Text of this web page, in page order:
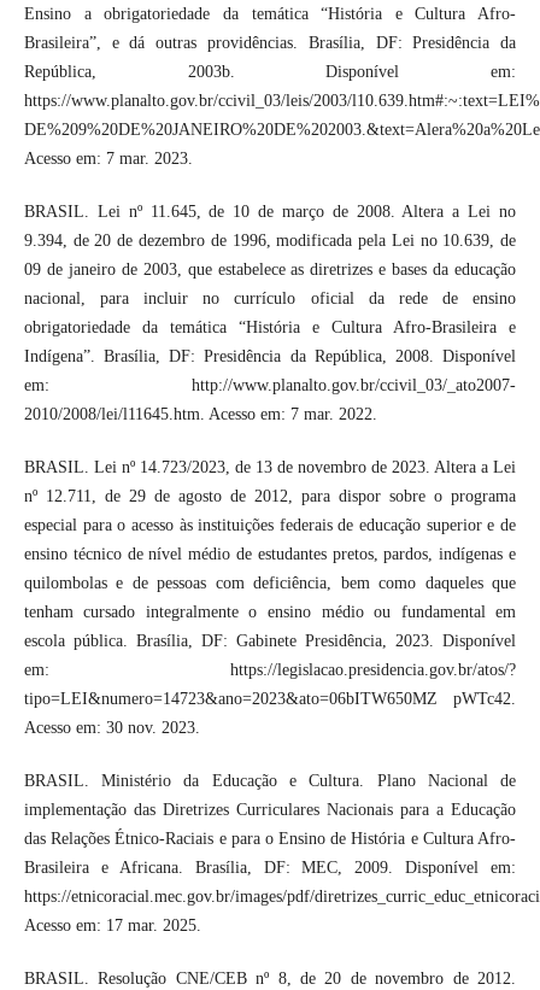
Ensino a obrigatoriedade da temática “História e Cultura Afro-
Brasileira”, e dá outras providências. Brasília, DF: Presidência da
República, 2003b. Disponível em:
https://www.planalto.gov.br/ccivil_03/leis/2003/
Acesso em: 7 mar. 2023.
BRASIL. Lei nº 11.645, de 10 de março de 2008. Altera a Lei no
9.394, de 20 de dezembro de 1996, modificada pela Lei no 10.639, de
09 de janeiro de 2003, que estabelece as diretrizes e bases da educação
nacional, para incluir no currículo oficial da rede de ensino
obrigatoriedade da temática “História e Cultura Afro-Brasileira e
Indígena”. Brasília, DF: Presidência da República, 2008. Disponível
em: http://www.planalto.gov.br/ccivil_03/_ato2007-
2010/2008/lei/l11645.htm. Acesso em: 7 mar. 2022.
BRASIL. Lei nº 14.723/2023, de 13 de novembro de 2023. Altera a Lei
nº 12.711, de 29 de agosto de 2012, para dispor sobre o programa
especial para o acesso às instituições federais de educação superior e de
ensino técnico de nível médio de estudantes pretos, pardos, indígenas e
quilombolas e de pessoas com deficiência, bem como daqueles que
tenham cursado integralmente o ensino médio ou fundamental em
escola pública. Brasília, DF: Gabinete Presidência, 2023. Disponível
em: https://legislacao.presidencia.gov.br/atos/?
tipo=LEI&numero=14723&ano=2023&ato=06bITW650MZ pWTc42.
Acesso em: 30 nov. 2023.
BRASIL. Ministério da Educação e Cultura. Plano Nacional de
implementação das Diretrizes Curriculares Nacionais para a Educação
das Relações Étnico-Raciais e para o Ensino de História e Cultura Afro-
Brasileira e Africana. Brasília, DF: MEC, 2009. Disponível em:
https://etnicoracial.mec.gov.br/images/pdf/
Acesso em: 17 mar. 2025.
BRASIL. Resolução CNE/CEB nº 8, de 20 de novembro de 2012.